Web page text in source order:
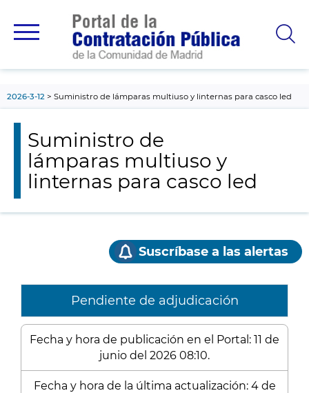
principal
2026-3-12 Suministro de lámparas multiuso y linternas para casco led
Suministro de
lámparas multiuso y
linternas para casco led
Suscríbase a las alertas
Pendiente de adjudicación
Fecha y hora de publicación en el Portal: 11 de
junio del 2026 08:10.
Fecha y hora de la última actualización: 4 de